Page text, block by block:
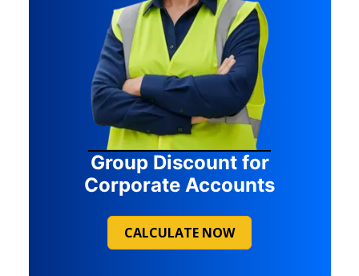
Group Discount for
Corporate Accounts
CALCULATE NOW